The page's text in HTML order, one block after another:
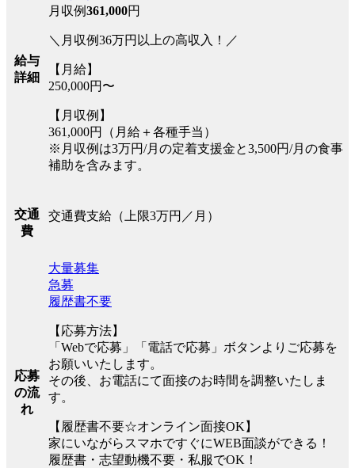
給与
詳細
月収例361,000円
＼月収例36万円以上の高収入！／
【月給】
250,000円〜
【月収例】
361,000円（月給＋各種手当）
※月収例は3万円/月の定着支援金と3,500円/月の食事
補助を含みます。
交通
費
交通費支給（上限3万円／月）
応募
の流
れ
大量募集
急募
履歴書不要
【応募方法】
「Webで応募」「電話で応募」ボタンよりご応募を
お願いいたします。
その後、お電話にて面接のお時間を調整いたしま
す。
【履歴書不要☆オンライン面接OK】
家にいながらスマホですぐにWEB面談ができる！
履歴書・志望動機不要・私服でOK！